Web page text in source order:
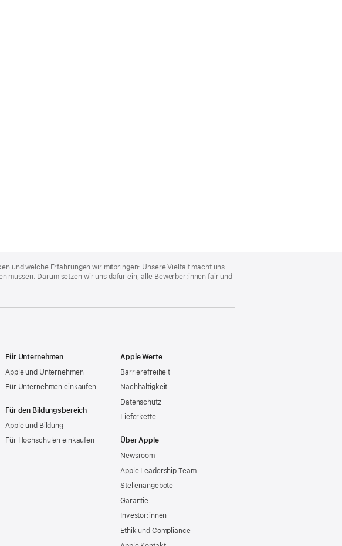
und welche Erfahrungen wir mitbringen: Unsere Vielfalt macht uns
müssen. Darum setzen wir uns dafür ein, alle Bewerber:innen fair und
Für Unternehmen
Apple und Unternehmen
Für Unternehmen einkaufen
Für den Bildungsbereich
Apple und Bildung
Für Hochschulen einkaufen
Apple Werte
Barrierefreiheit
Nachhaltigkeit
Datenschutz
Lieferkette
Über Apple
Newsroom
Apple Leadership Team
Stellenangebote
Garantie
Investor:innen
Ethik und Compliance